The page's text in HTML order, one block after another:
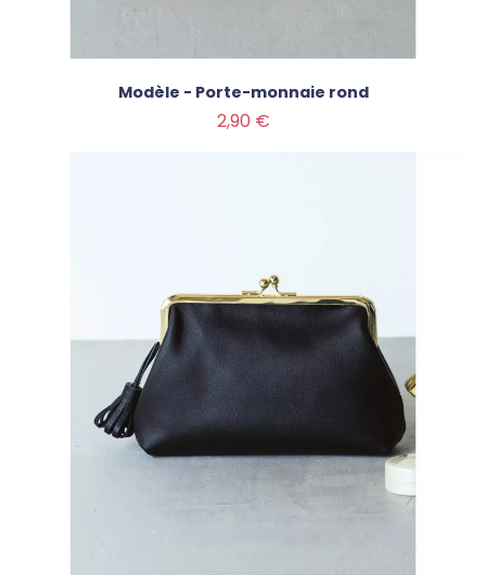
Modèle - Porte-monnaie rond
2,90 €